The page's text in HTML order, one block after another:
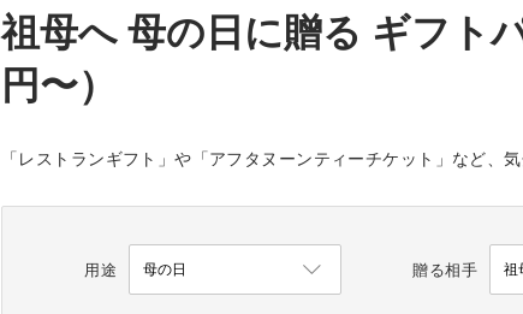
祖母へ 母の日に贈る ギフト
円〜）
「レストランギフト」や「アフタヌーンティーチケット」など、
用途 贈る相手